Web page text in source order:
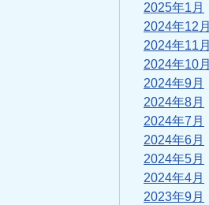
2025年1月
2024年12月
2024年11月
2024年10月
2024年9月
2024年8月
2024年7月
2024年6月
2024年5月
2024年4月
2023年9月